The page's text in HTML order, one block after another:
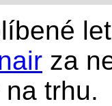
za
trhu.